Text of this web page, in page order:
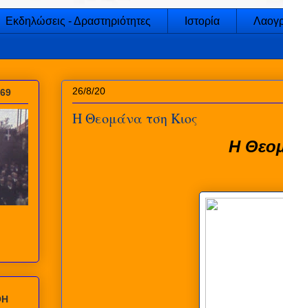
Εκδηλώσεις - Δραστηριότητες Ιστορία
26/8/20
Η Θεομάνα τση Κιος
Η